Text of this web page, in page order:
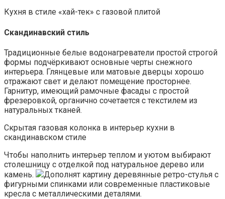
Кухня в стиле «хай-тек» с газовой плитой
Скандинавский стиль
Традиционные белые водонагреватели простой строгой
формы подчёркивают основные черты снежного
интерьера. Глянцевые или матовые дверцы хорошо
отражают свет и делают помещение просторнее.
Гарнитур, имеющий рамочные фасады с простой
фрезеровкой, органично сочетается с текстилем из
натуральных тканей.
Скрытая газовая колонка в интерьер кухни в
скандинавском стиле
Чтобы наполнить интерьер теплом и уютом выбирают
столешницу с отделкой под натуральное дерево или
камень.
Дополнят картину деревянные ретро-стулья с
фигурными спинками или современные пластиковые
кресла с металлическими деталями.